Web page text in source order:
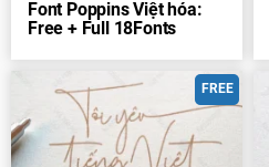
Font Poppins Việt hóa:
Free + Full 18Fonts
FREE